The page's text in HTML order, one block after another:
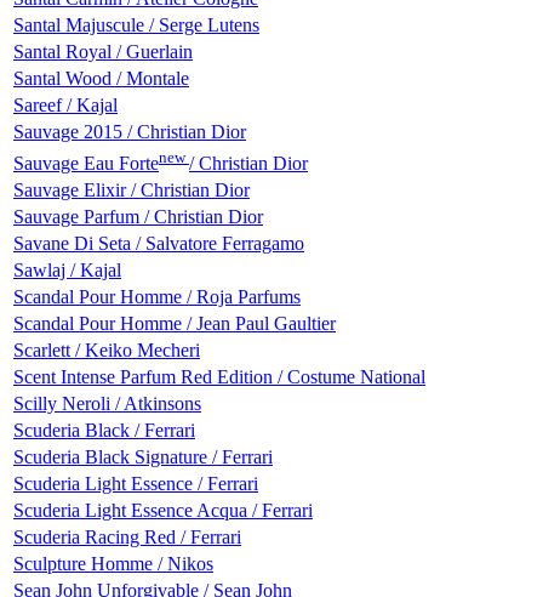
Santal Majuscule / Serge Lutens
Santal Royal / Guerlain
Santal Wood / Montale
Sareef / Kajal
Sauvage 2015 / Christian Dior
Sauvage Eau Fortenew/ Christian Dior
Sauvage Elixir / Christian Dior
Sauvage Parfum / Christian Dior
Savane Di Seta / Salvatore Ferragamo
Sawlaj / Kajal
Scandal Pour Homme / Roja Parfums
Scandal Pour Homme / Jean Paul Gaultier
Scarlett / Keiko Mecheri
Scent Intense Parfum Red Edition / Costume National
Scilly Neroli / Atkinsons
Scuderia Black / Ferrari
Scuderia Black Signature / Ferrari
Scuderia Light Essence / Ferrari
Scuderia Light Essence Acqua / Ferrari
Scuderia Racing Red / Ferrari
Sculpture Homme / Nikos
Sean John Unforgivable / Sean John